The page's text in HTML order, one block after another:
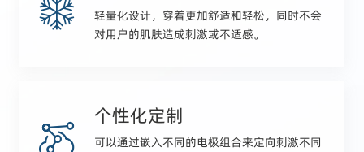
轻量化设计，穿着更加舒适和轻松，同时不会
对用户的肌肤造成刺激或不适感。
个性化定制
可以通过嵌入不同的电极组合来定向刺激不同